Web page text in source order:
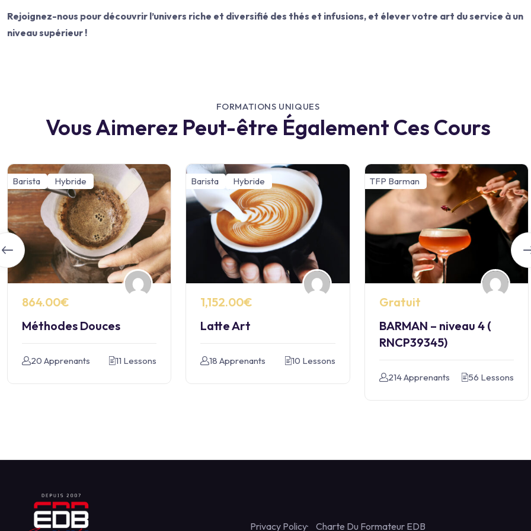
Rejoignez-nous pour découvrir l’univers riche et diversifié des thés et infusions, et élever votre art du service à un
niveau supérieur !
FORMATIONS UNIQUES
Vous Aimerez Peut-être Également Ces Cours
Barista Hybride
864.00€
Méthodes Douces
20 Apprenants 11 Lessons
Barista Hybride
1,152.00€
Latte Art
18 Apprenants 10 Lessons
TFP Barman
Gratuit
BARMAN – niveau 4 (
RNCP39345)
214 Apprenants 56 Lessons
Privacy Policy Charte Du Formateur EDB